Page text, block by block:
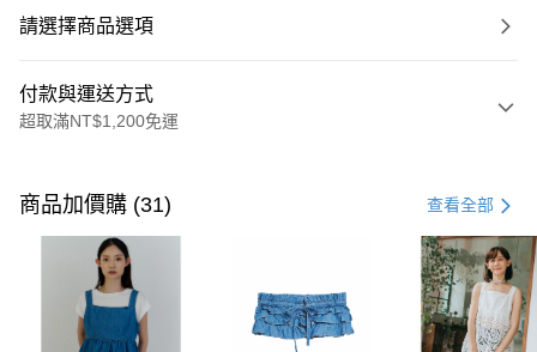
請選擇商品選項
付款與運送方式
超取滿NT$1,200免運
信用卡一次付款
超商取貨付款
LINE Pay
Apple Pay
商品加價購 (31) 查看全部